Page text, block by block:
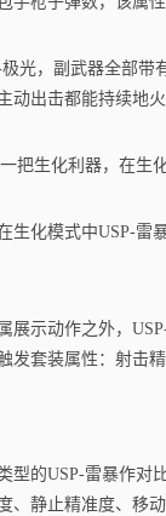
光，副武器全部带
动出击都能持续地火
把生化利器，在生
生化模式中USP-雷
展示动作之外，
发套装属性：射击
型的USP-雷暴作对
、静止精准度、移